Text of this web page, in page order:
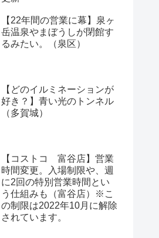
【22年間の営業に幕】泉ヶ
岳温泉やまぼうしが閉館す
るみたい。（泉区）
【どのイルミネーションが
好き？】青い光のトンネル
（多賀城）
【コストコ 富谷店】営業
時間変更。入場制限や、週
に2回の特別営業時間とい
う仕組みも（富谷店）※こ
の制限は2022年10月に解除
されています。